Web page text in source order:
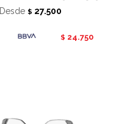
Desde $ 27.500
$ 24.750